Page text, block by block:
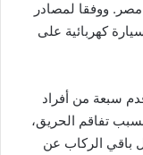
مصر. ووفقا لمصادر
كهربائية على
سبعة من أفراد
تفاقم الحريق،
باقي الركاب عن